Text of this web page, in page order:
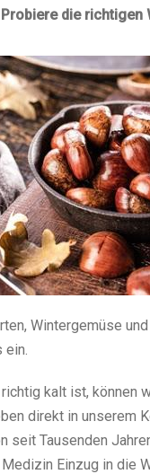
die
Wintergemüse
kalt ist, können
direkt in unserem
seit Tausenden
Einzug in die